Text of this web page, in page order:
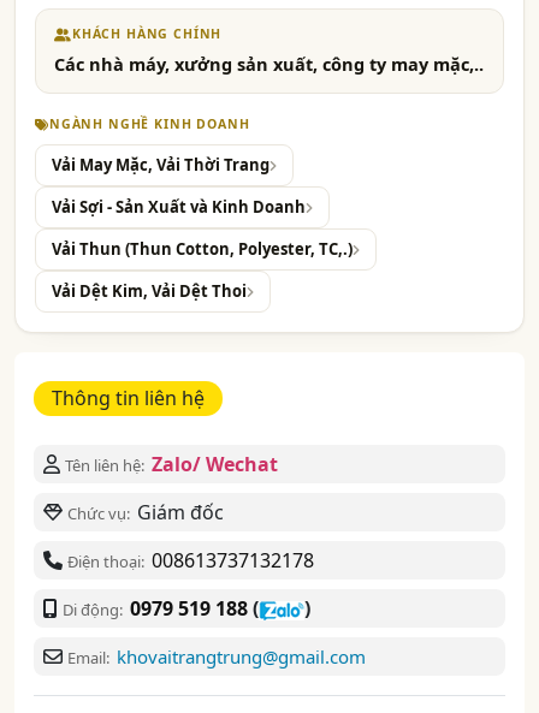
KHÁCH HÀNG CHÍNH
Các nhà máy, xưởng sản xuất, công ty may mặc,..
NGÀNH NGHỀ KINH DOANH
Vải May Mặc, Vải Thời Trang
Vải Sợi - Sản Xuất và Kinh Doanh
Vải Thun (Thun Cotton, Polyester, TC,.)
Vải Dệt Kim, Vải Dệt Thoi
Thông tin liên hệ
Tên liên hệ: Zalo/ Wechat
Chức vụ: Giám đốc
Điện thoại: 008613737132178
Di động: 0979 519 188( )
Email: khovaitrangtrung@gmail.com